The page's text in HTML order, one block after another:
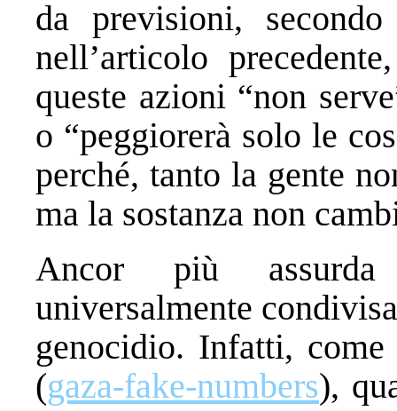
da previsioni,
nell’articolo
queste azioni “non
o “peggiorerà solo le
perché, tanto la gente
ma la sostanza non
Ancor più assurda
universalmente
genocidio. Infatti,
(gaza-fake-numbers),